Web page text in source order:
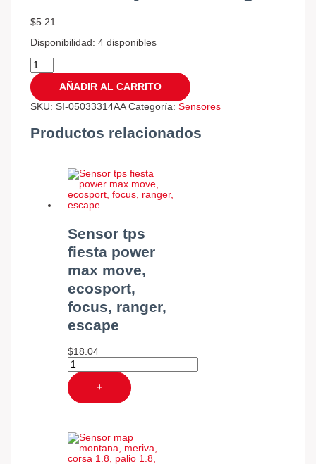
$5.21
Disponibilidad: 4 disponibles
AÑADIR AL CARRITO
SKU: SI-05033314AA Categoría: Sensores
Productos relacionados
Sensor tps
fiesta power
max move,
ecosport,
focus, ranger,
escape
$18.04
+